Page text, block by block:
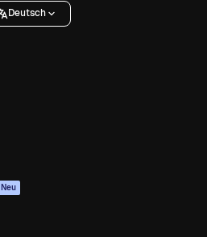
Deutsch
Neu